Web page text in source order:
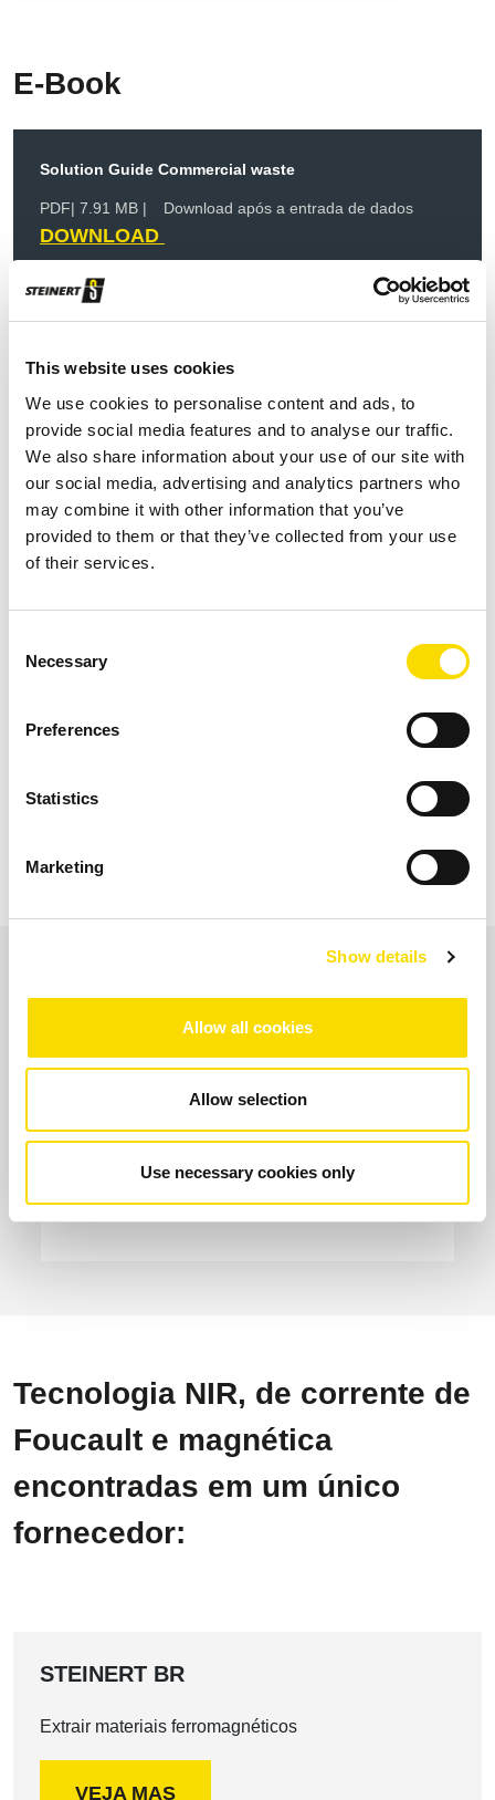
This website uses cookies
We use cookies to personalise content and ads, to
provide social media features and to analyse our traffic.
We also share information about your use of our site with
our social media, advertising and analytics partners who
may combine it with other information that you’ve
provided to them or that they’ve collected from your use
of their services.
Selection
Necessary
Preferences
Statistics
Marketing
Show details
Allow all cookies
Allow selection
Use necessary cookies only
E-Book
Solution Guide Commercial waste
PDF| 7.91 MB | Download após a entrada de dados
DOWNLOAD
Continente / região *
Resíduos pós-consumo
ABRIR GALERIA
Tecnologia NIR, de corrente de
Foucault e magnética
encontradas em um único
fornecedor:
STEINERT BR
Extrair materiais ferromagnéticos
VEJA MAS